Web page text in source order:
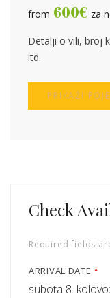
from 600€ za
Detalji o vili, broj
itd.
PRIKAŽI
Check
Required fields
ARRIVAL DATE*
subota 8.